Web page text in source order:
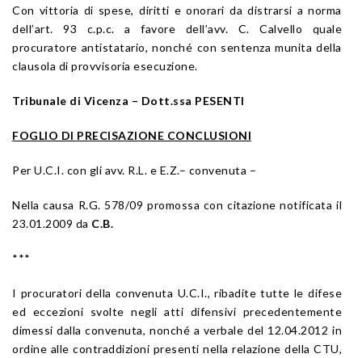
Con vittoria di spese, diritti e onorari da distrarsi a norma
dell’art. 93 c.p.c. a favore dell’avv. C. Calvello quale
procuratore antistatario, nonché con sentenza munita della
clausola di provvisoria esecuzione.
Tribunale di Vicenza – Dott.ssa PESENTI
FOGLIO DI PRECISAZIONE CONCLUSIONI
Per U.C.I. con gli avv. R.L. e E.Z.– convenuta –
Nella causa R.G. 578/09 promossa con citazione notificata il
23.01.2009 da C.B.
***
I procuratori della convenuta U.C.I., ribadite tutte le difese
ed eccezioni svolte negli atti difensivi precedentemente
dimessi dalla convenuta, nonché a verbale del 12.04.2012 in
ordine alle contraddizioni presenti nella relazione della CTU,